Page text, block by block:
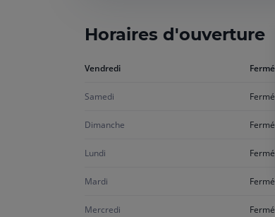
Horaires d'ouverture
VendrediAujourd'hui
Fermé
Samedi Fermé
Dimanche Fermé
Lundi Fermé
Mardi Fermé
Mercredi Fermé